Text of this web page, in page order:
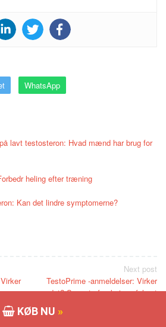
WhatsApp
lavt testosteron: Hvad mænd har brug for
heling efter træning
Kan det lindre symptomerne?
KØB NU »
Next post
TestoPrime -anmeldelser: Virker
det? Seneste forskning afsløret